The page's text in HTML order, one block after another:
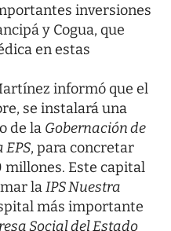
inversiones
y Cogua, que
en estas
informó que el
se instalará una
de la Gobernación de
EPS, para concretar
Este capital
laIPS Nuestra
más importante
Social del Estado